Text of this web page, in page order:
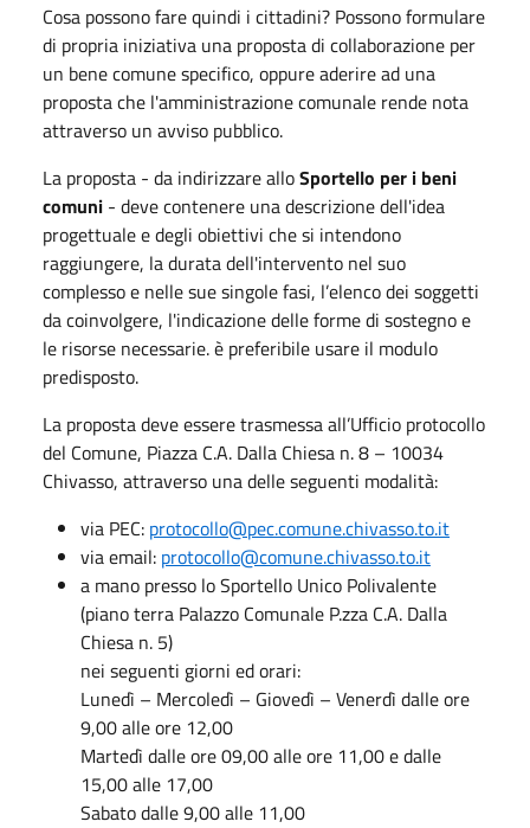
Cosa possono fare quindi i cittadini? Possono formulare
di propria iniziativa una proposta di collaborazione per
un bene comune specifico, oppure aderire ad una
proposta che l'amministrazione comunale rende nota
attraverso un avviso pubblico.
La proposta - da indirizzare alloSportello per i beni
comuni - deve contenere una descrizione dell'idea
progettuale e degli obiettivi che si intendono
raggiungere, la durata dell'intervento nel suo
complesso e nelle sue singole fasi, l’elenco dei soggetti
da coinvolgere, l'indicazione delle forme di sostegno e
le risorse necessarie. è preferibile usare il modulo
predisposto.
La proposta deve essere trasmessa all’Ufficio protocollo
del Comune, Piazza C.A. Dalla Chiesa n. 8 – 10034
Chivasso, attraverso una delle seguenti modalità:
via PEC: protocollo@pec.comune.chivasso.to.it
via email: protocollo@comune.chivasso.to.it
a mano presso lo Sportello Unico Polivalente
(piano terra Palazzo Comunale P.zza C.A. Dalla
Chiesa n. 5)
nei seguenti giorni ed orari:
Lunedì – Mercoledì – Giovedì – Venerdì dalle ore
9,00 alle ore 12,00
Martedì dalle ore 09,00 alle ore 11,00 e dalle
15,00 alle 17,00
Sabato dalle 9,00 alle 11,00